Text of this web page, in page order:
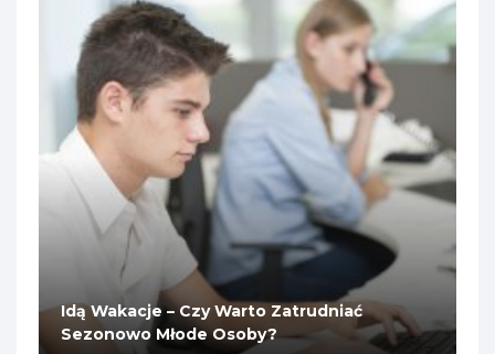
Idą Wakacje – Czy Warto Zatrudniać
Sezonowo Młode Osoby?